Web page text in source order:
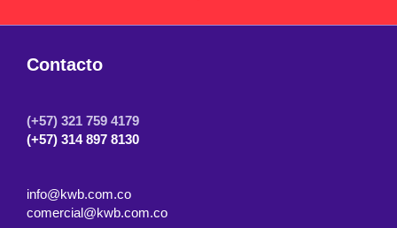
Contacto
(+57) 321 759 4179
(+57) 314 897 8130
info@kwb.com.co
comercial@kwb.com.co